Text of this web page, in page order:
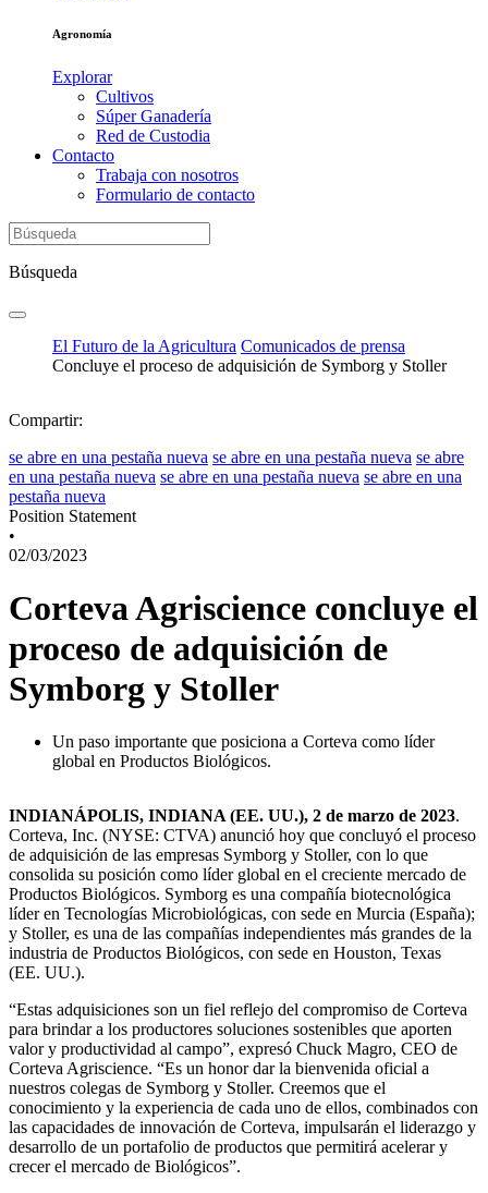
Agronomía
Explorar
Cultivos
Súper Ganadería
Red de Custodia
Contacto
Trabaja con nosotros
Formulario de contacto
Búsqueda
El Futuro de la Agricultura Comunicados de prensa
Concluye el proceso de adquisición de Symborg y Stoller
Compartir:
se abre en una pestaña nueva se abre en una pestaña nueva se abre
en una pestaña nueva se abre en una pestaña nueva se abre en una
pestaña nueva
Position Statement
•
02/03/2023
Corteva Agriscience concluye el
proceso de adquisición de
Symborg y Stoller
Un paso importante que posiciona a Corteva como líder
global en Productos Biológicos.
INDIANÁPOLIS, INDIANA (EE. UU.), 2 de marzo de 2023.
Corteva, Inc. (NYSE: CTVA) anunció hoy que concluyó el proceso
de adquisición de las empresas Symborg y Stoller, con lo que
consolida su posición como líder global en el creciente mercado de
Productos Biológicos. Symborg es una compañía biotecnológica
líder en Tecnologías Microbiológicas, con sede en Murcia (España);
y Stoller, es una de las compañías independientes más grandes de la
industria de Productos Biológicos, con sede en Houston, Texas
(EE. UU.).
“Estas adquisiciones son un fiel reflejo del compromiso de Corteva
para brindar a los productores soluciones sostenibles que aporten
valor y productividad al campo”, expresó Chuck Magro, CEO de
Corteva Agriscience. “Es un honor dar la bienvenida oficial a
nuestros colegas de Symborg y Stoller. Creemos que el
conocimiento y la experiencia de cada uno de ellos, combinados con
las capacidades de innovación de Corteva, impulsarán el liderazgo y
desarrollo de un portafolio de productos que permitirá acelerar y
crecer el mercado de Biológicos”.